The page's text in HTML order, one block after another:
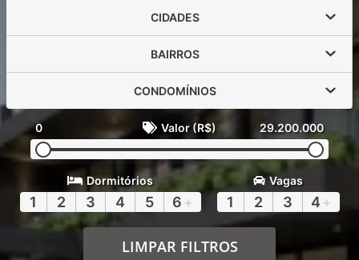
CIDADES
BAIRROS
CONDOMÍNIOS
0 Valor (R$) 29.200.000
Dormitórios
1 2 3 4 5 6 +
Vagas
1 2 3 4 +
LIMPAR FILTROS